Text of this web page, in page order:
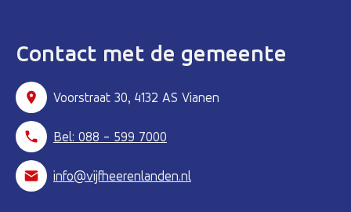
Contact met de gemeente
Voorstraat 30, 4132 AS Vianen
Bel: 088 - 599 7000
info@vijfheerenlanden.nl